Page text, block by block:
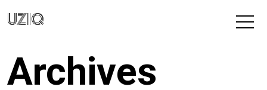
UZIQ
Archives